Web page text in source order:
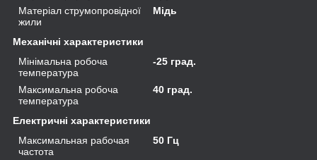
Матеріал струмопровідної
жили
Мідь
Механічні характеристики
Мінімальна робоча
температура
-25 град.
Максимальна робоча
температура
40 град.
Електричні характеристики
Максимальная рабочая
частота
50 Гц